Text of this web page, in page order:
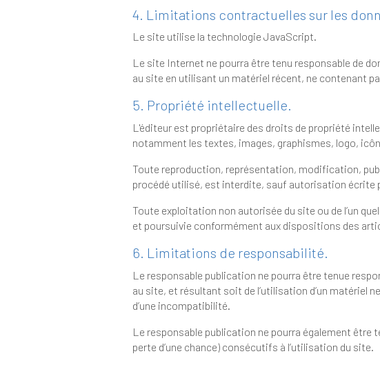
4. Limitations contractuelles sur les
Le site utilise la technologie JavaScript.
Le site Internet ne pourra être tenu responsable de dommages matériels liés à
5. Propriété intellectuelle.
L'éditeur est propriétaire des droits de propriété intellectuelle ou détient les droits d’usage sur
notamment
Toute reproduction, représentation, modification, publication, adaptation de
Toute exploitation non autorisée du site ou de l’un quelconque des éléments qu’il
6. Limitations de responsabilité.
Le responsable publication ne pourra être tenue responsable des dommages
au site, et résultant soit de l’utilisation d’un matériel ne répondant pas aux spécifications indiquées au point 4, soit de l’apparition d’un bug ou
d’une incompatibilité.
Le responsable publication ne pourra également être tenue responsable
perte d’une chance) consécutifs à l’utilisation du site.